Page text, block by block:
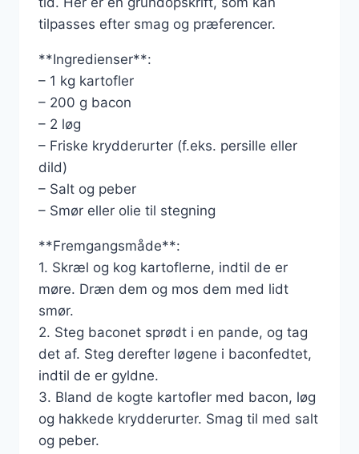
tilpasses efter smag og præferencer.
**Ingredienser**:
– 1 kg kartofler
– 200 g bacon
– 2 løg
– Friske krydderurter (f.eks. persille eller
dild)
– Salt og peber
– Smør eller olie til stegning
**Fremgangsmåde**:
1. Skræl og kog kartoflerne, indtil de er
møre. Dræn dem og mos dem med lidt
smør.
2. Steg baconet sprødt i en pande, og tag
det af. Steg derefter løgene i baconfedtet,
indtil de er gyldne.
3. Bland de kogte kartofler med bacon, løg
og hakkede krydderurter. Smag til med salt
og peber.